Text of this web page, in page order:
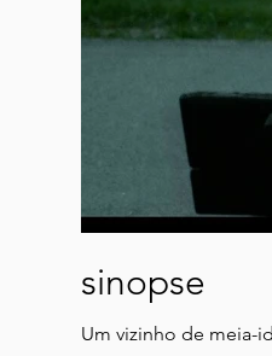
sinopse
Um vizinho de meia-